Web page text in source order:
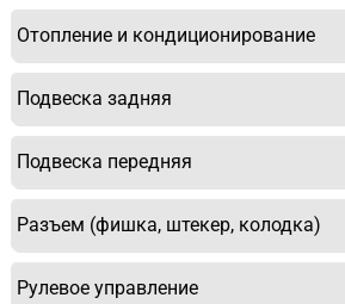
Отопление и кондиционирование
Подвеска задняя
Подвеска передняя
Разъем (фишка, штекер, колодка)
Рулевое управление